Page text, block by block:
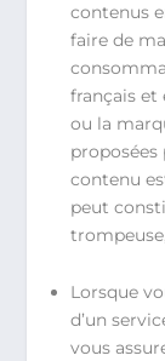
contenus
faire de
français et
ou la
contenu
peut
Lorsque
d’un
vous